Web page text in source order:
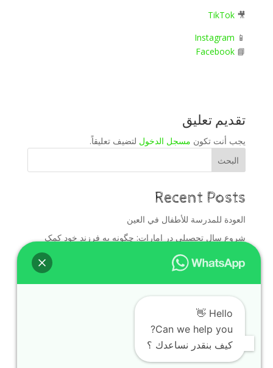
🎥
TikTok
📱
Instagram
📘
Facebook
تقديم تعليق
يجب أنت تكون مسجل الدخول لتضيف تعليقاً.
البحث
Recent Posts
العودة للمدرسة للأطفال في العين
شروع سال تحصیلی در امارات: چگونه به فرزند خود کمک
آمادگی کودکان برای مدارس خصوصی و بین‌المللی در دبی
الاستعداد؟
تجهيز الأطفال للمدارس الخاصة والدولية قبل بداية العام
الدراسي
Hello 👋
Can we help you?
كيف بنقدر نساعدك ؟